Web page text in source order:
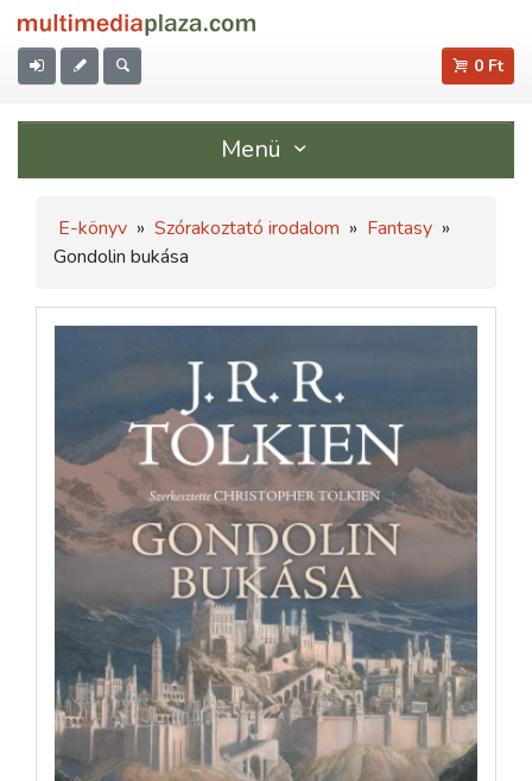
0 Ft
Menü
E-könyv » Szórakoztató irodalom » Fantasy »
Gondolin bukása